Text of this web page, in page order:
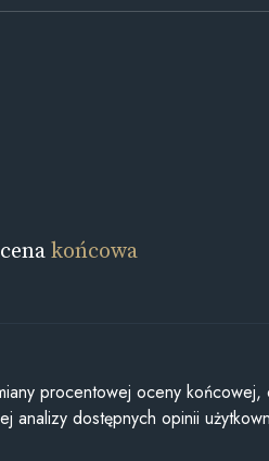
końcowa
procentowej oceny końcowej,
analizy dostępnych opinii